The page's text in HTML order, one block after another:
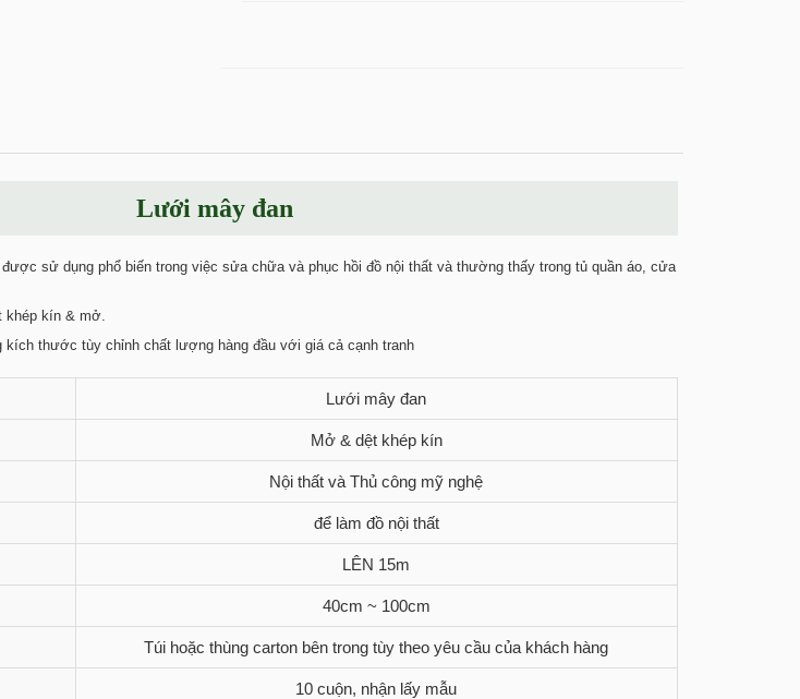
Lưới mây đan
sử dụng phổ biến trong việc sửa chữa và phục hồi đồ nội thất và thường thấy trong tủ quần áo, cửa
khép kín & mở.
kích thước tùy chỉnh chất lượng hàng đầu với giá cả cạnh tranh
Lưới mây đan
Mở & dệt khép kín
Nội thất và Thủ công mỹ nghệ
để làm đồ nội thất
LÊN 15m
40cm ~ 100cm
Túi hoặc thùng carton bên trong tùy theo yêu cầu của khách hàng
10 cuộn, nhận lấy mẫu